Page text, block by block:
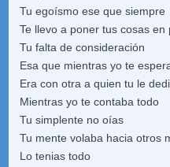
Tu egoísmo ese que siempre
Te llevo a poner tus cosas en
Tu falta de consideración
Esa que mientras yo te
Era con otra a quien tu le
Mientras yo te contaba todo
Tu simplente no oías
Tu mente volaba hacia otros
Lo tenias todo